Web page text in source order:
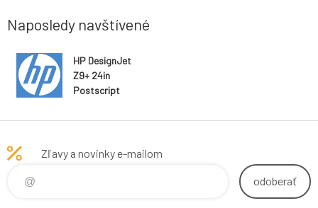
Naposledy navštívené
HP DesignJet
Z9+ 24in
Postscript
Zľavy a novinky e-mailom
odoberať